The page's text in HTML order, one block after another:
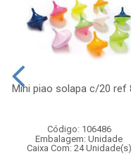
Mini piao solapa c/20 ref
Código: 106486
Embalagem: Unidade
Caixa Com: 24 Unidade(s)